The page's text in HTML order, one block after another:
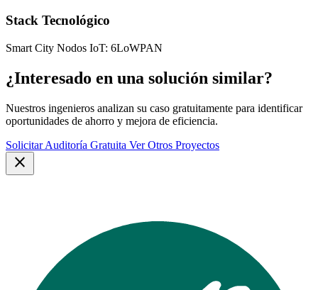
Stack Tecnológico
Smart City Nodos IoT: 6LoWPAN
¿Interesado en una solución similar?
Nuestros ingenieros analizan su caso gratuitamente para identificar
oportunidades de ahorro y mejora de eficiencia.
Solicitar Auditoría Gratuita Ver Otros Proyectos
close